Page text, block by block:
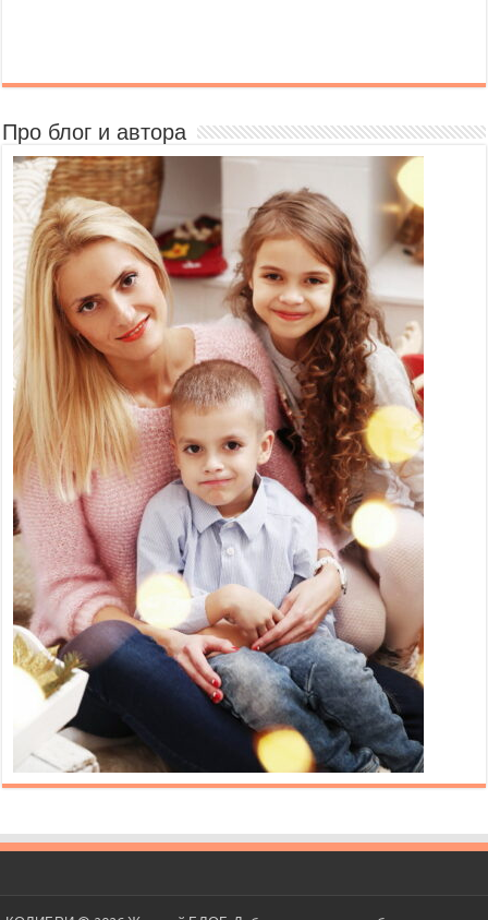
Про блог и автора